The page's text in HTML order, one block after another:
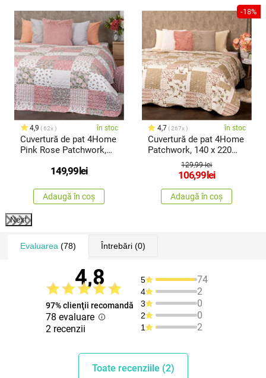
4,9 62x în stoc
Cuvertură de pat 4Home
Pink Rose Patchwork,
149,99lei
Adaugă în coș
-18%
4,7 267x în stoc
Cuvertură de pat 4Home
Patchwork, 140 x 220
129,99 lei
106,99lei
Adaugă în coș
Next
Evaluarea (78) Întrebări(0)
4,8
97% clienţii recomandă
78 evaluare
2 recenzii
5 74
4 2
3 0
2 0
1 2
Toate recenziile (2)